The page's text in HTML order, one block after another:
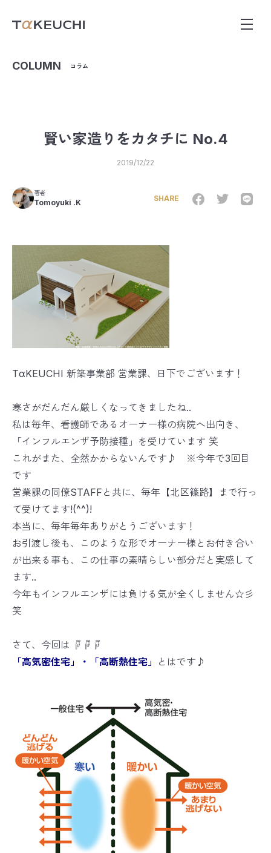
COLUMN コラム
賢い家造りをカタチに No.4
2019/12/22
著者
Tomoyuki .K SHARE
TαKEUCHI 新築事業部 営業課、日下でございます！
寒さがだんだん厳しくなってきましたね..
私は毎年、看護師であるオーナー様の病院へ出向き、
「インフルエンザ予防接種」を受けています 笑
これがまた、全然かからないんです♪ ※今年で3回目
です
営業課の同僚STAFFと共に、毎年【北区篠路】まで行っ
て受けてます!(^^)!
本当に、毎年毎年ありがとうございます！
お引渡し後も、このような形でオーナー様とお付き合い
が出来る事も、この仕事の素晴らしい部分だと実感して
ます..
今年もインフルエンザには負ける気が全くしません☆彡
笑
さて、今回は ☟☟☟
「高気密住宅」・「高断熱住宅」
とはです♪